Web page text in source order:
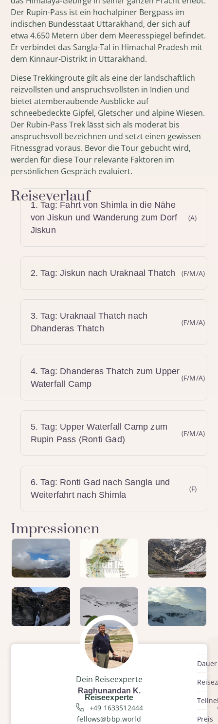
Der Rupin-Pass ist ein hochalpiner Bergpass im
indischen Bundesstaat Uttarakhand, der sich auf
etwa 4.650 Metern über dem Meeresspiegel befindet.
Er verbindet das Sangla-Tal in Himachal Pradesh mit
dem Kinnaur-Distrikt in Uttarakhand.
Diese Trekkingroute gilt als eine der landschaftlich
reizvollsten und anspruchsvollsten in Indien und
bietet atemberaubende Ausblicke auf
schneebedeckte Gipfel, Gletscher und alpine Wiesen.
Der Rubin-Pass Trek lässt sich als moderat bis
anspruchsvoll bezeichnen und setzt einen gewissen
Fitnessgrad voraus. Bevor die Tour gebucht wird,
werden für diese Tour relevante Faktoren im
persönlichen Gespräch evaluiert.
Reiseverlauf
1. Tag: Fahrt von Shimla in die Nähe
von Jiskun und Wanderung zum Dorf
Jiskun
(A)
2. Tag: Jiskun nach Uraknaal Thatch (F/M/A)
3. Tag: Uraknaal Thatch nach
Dhanderas Thatch
(F/M/A)
4. Tag: Dhanderas Thatch zum Upper
Waterfall Camp
(F/M/A)
5. Tag: Upper Waterfall Camp zum
Rupin Pass (Ronti Gad)
(F/M/A)
6. Tag: Ronti Gad nach Sangla und
Weiterfahrt nach Shimla
(F)
Impressionen
Dein Reiseexperte
Raghunandan K.
Reiseexperte
+49 1633512444
fellows@bbp.world
Dauer
Preis